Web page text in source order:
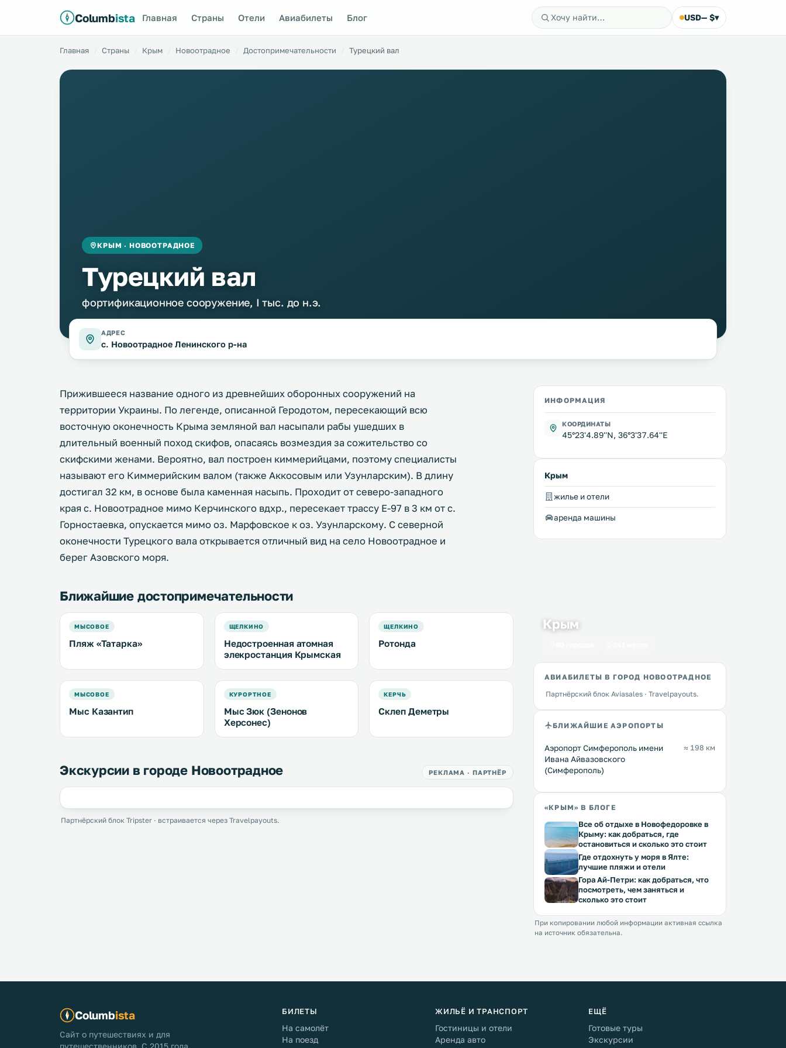
Columbista Главная Страны Отели Авиабилеты Блог USD— $▾
Главная Страны Крым Новоотрадное Достопримечательности Турецкий вал
КРЫМ · НОВООТРАДНОЕ
Турецкий вал
фортификационное сооружение, I тыс. до н.э.
АДРЕС
с. Новоотрадное Ленинского р-на
Прижившееся название одного из древнейших оборонных сооружений на
территории Украины. По легенде, описанной Геродотом, пересекающий всю
восточную оконечность Крыма земляной вал насыпали рабы ушедших в
длительный военный поход скифов, опасаясь возмездия за сожительство со
скифскими женами. Вероятно, вал построен киммерийцами, поэтому специалисты
называют его Киммерийским валом (также Аккосовым или Узунларским). В длину
достигал 32 км, в основе была каменная насыпь. Проходит от северо-западного
края с. Новоотрадное мимо Керчинского вдхр., пересекает трассу Е-97 в 3 км от с.
Горностаевка, опускается мимо оз. Марфовское к оз. Узунларскому. С северной
оконечности Турецкого вала открывается отличный вид на село Новоотрадное и
берег Азовского моря.
Ближайшие достопримечательности
МЫСОВОЕ
Пляж «Татарка»
ЩЕЛКИНО
Недостроенная атомная
элекростанция Крымская
ЩЕЛКИНО
Ротонда
МЫСОВОЕ
Мыс Казантип
КУРОРТНОЕ
Мыс Зюк (Зенонов
Херсонес)
КЕРЧЬ
Склеп Деметры
Экскурсии в городе Новоотрадное РЕКЛАМА · ПАРТНЁР
Партнёрский блок Tripster · встраивается через Travelpayouts.
ИНФОРМАЦИЯ
КООРДИНАТЫ
45°23'4.89''N, 36°3'37.64''E
Крым
жилье и отели
аренда машины
Крым
АВИАБИЛЕТЫ В ГОРОД НОВООТРАДНОЕ
Партнёрский блок Aviasales · Travelpayouts.
БЛИЖАЙШИЕ АЭРОПОРТЫ
Аэропорт Симферополь имени
Ивана Айвазовского
(Симферополь)
≈ 198 км
«КРЫМ» В БЛОГЕ
Все об отдыхе в Новофедоровке в
Крыму: как добраться, где
остановиться и сколько это стоит
Где отдохнуть у моря в Ялте:
лучшие пляжи и отели
Гора Ай-Петри: как добраться, что
посмотреть, чем заняться и
сколько это стоит
При копировании любой информации активная ссылка
на источник обязательна.
Columbista
Сайт о путешествиях и для
путешественников. С 2015 года.
БИЛЕТЫ
На самолёт
На поезд
ЖИЛЬЁ И ТРАНСПОРТ
Гостиницы и отели
Аренда авто
ЕЩЁ
Готовые туры
Экскурсии